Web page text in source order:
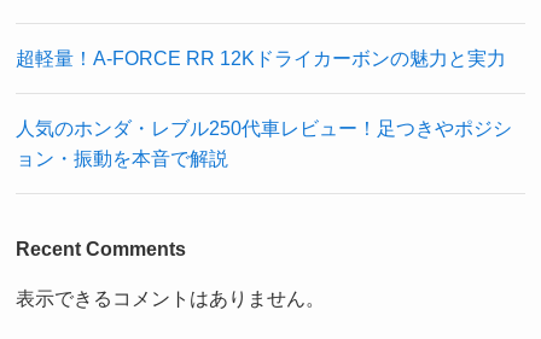
超軽量！A-FORCE RR 12Kドライカーボンの魅力と実力
人気のホンダ・レブル250代車レビュー！足つきやポジシ
ョン・振動を本音で解説
Recent Comments
表示できるコメントはありません。